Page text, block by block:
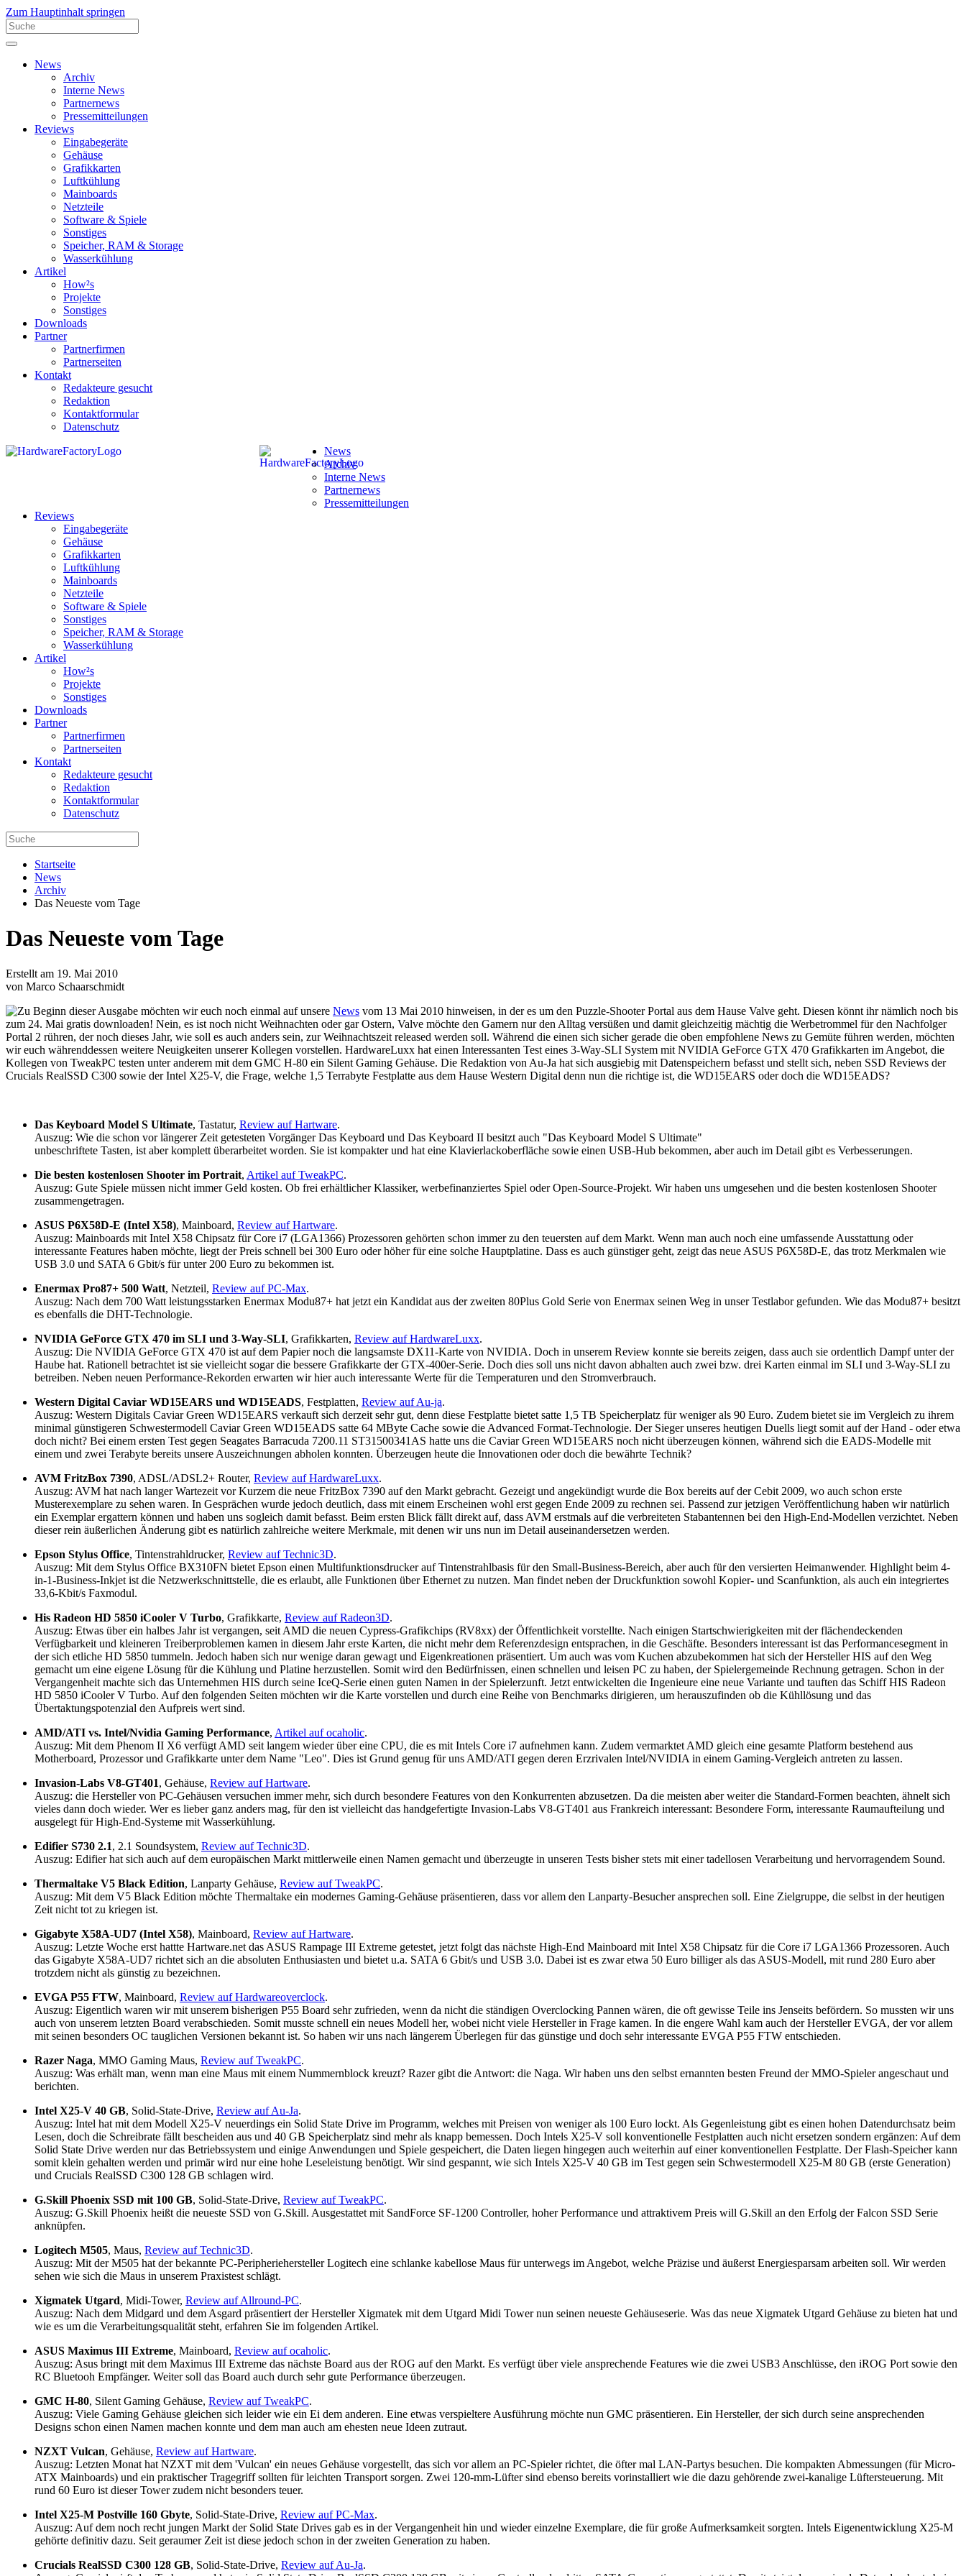
Zum Hauptinhalt springen
News
Archiv
Interne News
Partnernews
Pressemitteilungen
Reviews
Eingabegeräte
Gehäuse
Grafikkarten
Luftkühlung
Mainboards
Netzteile
Software & Spiele
Sonstiges
Speicher, RAM & Storage
Wasserkühlung
Artikel
How²s
Projekte
Sonstiges
Downloads
Partner
Partnerfirmen
Partnerseiten
Kontakt
Redakteure gesucht
Redaktion
Kontaktformular
Datenschutz
News
Archiv
Interne News
Partnernews
Pressemitteilungen
Reviews
Eingabegeräte
Gehäuse
Grafikkarten
Luftkühlung
Mainboards
Netzteile
Software & Spiele
Sonstiges
Speicher, RAM & Storage
Wasserkühlung
Artikel
How²s
Projekte
Sonstiges
Downloads
Partner
Partnerfirmen
Partnerseiten
Kontakt
Redakteure gesucht
Redaktion
Kontaktformular
Datenschutz
Startseite
News
Archiv
Das Neueste vom Tage
Das Neueste vom Tage
Erstellt am 19. Mai 2010
von Marco Schaarschmidt
Zu Beginn dieser Ausgabe möchten wir euch noch einmal auf unsere News vom 13 Mai 2010 hinweisen, in der es um den Puzzle-Shooter Portal aus dem Hause Valve geht. Diesen könnt ihr nämlich noch bis
zum 24. Mai gratis downloaden! Nein, es ist noch nicht Weihnachten oder gar Ostern, Valve möchte den Gamern nur den Alltag versüßen und damit gleichzeitig mächtig die Werbetrommel für den Nachfolger
Portal 2 rühren, der noch dieses Jahr, wie soll es auch anders sein, zur Weihnachtszeit released werden soll. Während die einen sich sicher gerade die oben empfohlene News zu Gemüte führen werden, möchten
wir euch währenddessen weitere Neuigkeiten unserer Kollegen vorstellen. HardwareLuxx hat einen Interessanten Test eines 3-Way-SLI System mit NVIDIA GeForce GTX 470 Grafikkarten im Angebot, die
Kollegen von TweakPC testen unter anderem mit dem GMC H-80 ein Silent Gaming Gehäuse. Die Redaktion von Au-Ja hat sich ausgiebig mit Datenspeichern befasst und stellt sich, neben SSD Reviews der
Crucials RealSSD C300 sowie der Intel X25-V, die Frage, welche 1,5 Terrabyte Festplatte aus dem Hause Western Digital denn nun die richtige ist, die WD15EARS oder doch die WD15EADS?
Das Keyboard Model S Ultimate, Tastatur, Review auf Hartware.
Auszug: Wie die schon vor längerer Zeit getesteten Vorgänger Das Keyboard und Das Keyboard II besitzt auch "Das Keyboard Model S Ultimate"
unbeschriftete Tasten, ist aber komplett überarbeitet worden. Sie ist kompakter und hat eine Klavierlackoberfläche sowie einen USB-Hub bekommen, aber auch im Detail gibt es Verbesserungen.
Die besten kostenlosen Shooter im Portrait, Artikel auf TweakPC.
Auszug: Gute Spiele müssen nicht immer Geld kosten. Ob frei erhältlicher Klassiker, werbefinanziertes Spiel oder Open-Source-Projekt. Wir haben uns umgesehen und die besten kostenlosen Shooter
zusammengetragen.
ASUS P6X58D-E (Intel X58), Mainboard, Review auf Hartware.
Auszug: Mainboards mit Intel X58 Chipsatz für Core i7 (LGA1366) Prozessoren gehörten schon immer zu den teuersten auf dem Markt. Wenn man auch noch eine umfassende Ausstattung oder
interessante Features haben möchte, liegt der Preis schnell bei 300 Euro oder höher für eine solche Hauptplatine. Dass es auch günstiger geht, zeigt das neue ASUS P6X58D-E, das trotz Merkmalen wie
USB 3.0 und SATA 6 Gbit/s für unter 200 Euro zu bekommen ist.
Enermax Pro87+ 500 Watt, Netzteil, Review auf PC-Max.
Auszug: Nach dem 700 Watt leistungsstarken Enermax Modu87+ hat jetzt ein Kandidat aus der zweiten 80Plus Gold Serie von Enermax seinen Weg in unser Testlabor gefunden. Wie das Modu87+ besitzt
es ebenfalls die DHT-Technologie.
NVIDIA GeForce GTX 470 im SLI und 3-Way-SLI, Grafikkarten, Review auf HardwareLuxx.
Auszug: Die NVIDIA GeForce GTX 470 ist auf dem Papier noch die langsamste DX11-Karte von NVIDIA. Doch in unserem Review konnte sie bereits zeigen, dass auch sie ordentlich Dampf unter der
Haube hat. Rationell betrachtet ist sie vielleicht sogar die bessere Grafikkarte der GTX-400er-Serie. Doch dies soll uns nicht davon abhalten auch zwei bzw. drei Karten einmal im SLI und 3-Way-SLI zu
betreiben. Neben neuen Performance-Rekorden erwarten wir hier auch interessante Werte für die Temperaturen und den Stromverbrauch.
Western Digital Caviar WD15EARS und WD15EADS, Festplatten, Review auf Au-ja.
Auszug: Western Digitals Caviar Green WD15EARS verkauft sich derzeit sehr gut, denn diese Festplatte bietet satte 1,5 TB Speicherplatz für weniger als 90 Euro. Zudem bietet sie im Vergleich zu ihrem
minimal günstigeren Schwestermodell Caviar Green WD15EADS satte 64 MByte Cache sowie die Advanced Format-Technologie. Der Sieger unseres heutigen Duells liegt somit auf der Hand - oder etwa
doch nicht? Bei einem ersten Test gegen Seagates Barracuda 7200.11 ST31500341AS hatte uns die Caviar Green WD15EARS noch nicht überzeugen können, während sich die EADS-Modelle mit
einem und zwei Terabyte bereits unsere Auszeichnungen abholen konnten. Überzeugen heute die Innovationen oder doch die bewährte Technik?
AVM FritzBox 7390, ADSL/ADSL2+ Router, Review auf HardwareLuxx.
Auszug: AVM hat nach langer Wartezeit vor Kurzem die neue FritzBox 7390 auf den Markt gebracht. Gezeigt und angekündigt wurde die Box bereits auf der Cebit 2009, wo auch schon erste
Musterexemplare zu sehen waren. In Gesprächen wurde jedoch deutlich, dass mit einem Erscheinen wohl erst gegen Ende 2009 zu rechnen sei. Passend zur jetzigen Veröffentlichung haben wir natürlich
ein Exemplar ergattern können und haben uns sogleich damit befasst. Beim ersten Blick fällt direkt auf, dass AVM erstmals auf die verbreiteten Stabantennen bei den High-End-Modellen verzichtet. Neben
dieser rein äußerlichen Änderung gibt es natürlich zahlreiche weitere Merkmale, mit denen wir uns nun im Detail auseinandersetzen werden.
Epson Stylus Office, Tintenstrahldrucker, Review auf Technic3D.
Auszug: Mit dem Stylus Office BX310FN bietet Epson einen Multifunktionsdrucker auf Tintenstrahlbasis für den Small-Business-Bereich, aber auch für den versierten Heimanwender. Highlight beim 4-
in-1-Business-Inkjet ist die Netzwerkschnittstelle, die es erlaubt, alle Funktionen über Ethernet zu nutzen. Man findet neben der Druckfunktion sowohl Kopier- und Scanfunktion, als auch ein integriertes
33,6-Kbit/s Faxmodul.
His Radeon HD 5850 iCooler V Turbo, Grafikkarte, Review auf Radeon3D.
Auszug: Etwas über ein halbes Jahr ist vergangen, seit AMD die neuen Cypress-Grafikchips (RV8xx) der Öffentlichkeit vorstellte. Nach einigen Startschwierigkeiten mit der flächendeckenden
Verfügbarkeit und kleineren Treiberproblemen kamen in diesem Jahr erste Karten, die nicht mehr dem Referenzdesign entsprachen, in die Geschäfte. Besonders interessant ist das Performancesegment in
der sich etliche HD 5850 tummeln. Jedoch haben sich nur wenige daran gewagt und Eigenkreationen präsentiert. Um auch was vom Kuchen abzubekommen hat sich der Hersteller HIS auf den Weg
gemacht um eine eigene Lösung für die Kühlung und Platine herzustellen. Somit wird den Bedürfnissen, einen schnellen und leisen PC zu haben, der Spielergemeinde Rechnung getragen. Schon in der
Vergangenheit machte sich das Unternehmen HIS durch seine IceQ-Serie einen guten Namen in der Spielerzunft. Jetzt entwickelten die Ingenieure eine neue Variante und tauften das Schiff HIS Radeon
HD 5850 iCooler V Turbo. Auf den folgenden Seiten möchten wir die Karte vorstellen und durch eine Reihe von Benchmarks dirigieren, um herauszufinden ob die Kühllösung und das
Übertaktungspotenzial den Aufpreis wert sind.
AMD/ATI vs. Intel/Nvidia Gaming Performance, Artikel auf ocaholic.
Auszug: Mit dem Phenom II X6 verfügt AMD seit langem wieder über eine CPU, die es mit Intels Core i7 aufnehmen kann. Zudem vermarktet AMD gleich eine gesamte Platform bestehend aus
Motherboard, Prozessor und Grafikkarte unter dem Name "Leo". Dies ist Grund genug für uns AMD/ATI gegen deren Erzrivalen Intel/NVIDIA in einem Gaming-Vergleich antreten zu lassen.
Invasion-Labs V8-GT401, Gehäuse, Review auf Hartware.
Auszug: die Hersteller von PC-Gehäusen versuchen immer mehr, sich durch besondere Features von den Konkurrenten abzusetzen. Da die meisten aber weiter die Standard-Formen beachten, ähnelt sich
vieles dann doch wieder. Wer es lieber ganz anders mag, für den ist vielleicht das handgefertigte Invasion-Labs V8-GT401 aus Frankreich interessant: Besondere Form, interessante Raumaufteilung und
ausgelegt für High-End-Systeme mit Wasserkühlung.
Edifier S730 2.1, 2.1 Soundsystem, Review auf Technic3D.
Auszug: Edifier hat sich auch auf dem europäischen Markt mittlerweile einen Namen gemacht und überzeugte in unseren Tests bisher stets mit einer tadellosen Verarbeitung und hervorragendem Sound.
Thermaltake V5 Black Edition, Lanparty Gehäuse, Review auf TweakPC.
Auszug: Mit dem V5 Black Edition möchte Thermaltake ein modernes Gaming-Gehäuse präsentieren, dass vor allem den Lanparty-Besucher ansprechen soll. Eine Zielgruppe, die selbst in der heutigen
Zeit nicht tot zu kriegen ist.
Gigabyte X58A-UD7 (Intel X58), Mainboard, Review auf Hartware.
Auszug: Letzte Woche erst hattte Hartware.net das ASUS Rampage III Extreme getestet, jetzt folgt das nächste High-End Mainboard mit Intel X58 Chipsatz für die Core i7 LGA1366 Prozessoren. Auch
das Gigabyte X58A-UD7 richtet sich an die absoluten Enthusiasten und bietet u.a. SATA 6 Gbit/s und USB 3.0. Dabei ist es zwar etwa 50 Euro billiger als das ASUS-Modell, mit rund 280 Euro aber
trotzdem nicht als günstig zu bezeichnen.
EVGA P55 FTW, Mainboard, Review auf Hardwareoverclock.
Auszug: Eigentlich waren wir mit unserem bisherigen P55 Board sehr zufrieden, wenn da nicht die ständigen Overclocking Pannen wären, die oft gewisse Teile ins Jenseits befördern. So mussten wir uns
auch von unserem letzten Board verabschieden. Somit musste schnell ein neues Modell her, wobei nicht viele Hersteller in Frage kamen. In die engere Wahl kam auch der Hersteller EVGA, der vor allem
mit seinen besonders OC tauglichen Versionen bekannt ist. So haben wir uns nach längerem Überlegen für das günstige und doch sehr interessante EVGA P55 FTW entschieden.
Razer Naga, MMO Gaming Maus, Review auf TweakPC.
Auszug: Was erhält man, wenn man eine Maus mit einem Nummernblock kreuzt? Razer gibt die Antwort: die Naga. Wir haben uns den selbst ernannten besten Freund der MMO-Spieler angeschaut und
berichten.
Intel X25-V 40 GB, Solid-State-Drive, Review auf Au-Ja.
Auszug: Intel hat mit dem Modell X25-V neuerdings ein Solid State Drive im Programm, welches mit Preisen von weniger als 100 Euro lockt. Als Gegenleistung gibt es einen hohen Datendurchsatz beim
Lesen, doch die Schreibrate fällt bescheiden aus und 40 GB Speicherplatz sind mehr als knapp bemessen. Doch Intels X25-V soll konventionelle Festplatten auch nicht ersetzen sondern ergänzen: Auf dem
Solid State Drive werden nur das Betriebssystem und einige Anwendungen und Spiele gespeichert, die Daten liegen hingegen auch weiterhin auf einer konventionellen Festplatte. Der Flash-Speicher kann
somit klein gehalten werden und primär wird nur eine hohe Leseleistung benötigt. Wir sind gespannt, wie sich Intels X25-V 40 GB im Test gegen sein Schwestermodell X25-M 80 GB (erste Generation)
und Crucials RealSSD C300 128 GB schlagen wird.
G.Skill Phoenix SSD mit 100 GB, Solid-State-Drive, Review auf TweakPC.
Auszug: G.Skill Phoenix heißt die neueste SSD von G.Skill. Ausgestattet mit SandForce SF-1200 Controller, hoher Performance und attraktivem Preis will G.Skill an den Erfolg der Falcon SSD Serie
anknüpfen.
Logitech M505, Maus, Review auf Technic3D.
Auszug: Mit der M505 hat der bekannte PC-Peripheriehersteller Logitech eine schlanke kabellose Maus für unterwegs im Angebot, welche Präzise und äußerst Energiesparsam arbeiten soll. Wir werden
sehen wie sich die Maus in unserem Praxistest schlägt.
Xigmatek Utgard, Midi-Tower, Review auf Allround-PC.
Auszug: Nach dem Midgard und dem Asgard präsentiert der Hersteller Xigmatek mit dem Utgard Midi Tower nun seinen neueste Gehäuseserie. Was das neue Xigmatek Utgard Gehäuse zu bieten hat und
wie es um die Verarbeitungsqualität steht, erfahren Sie im folgenden Artikel.
ASUS Maximus III Extreme, Mainboard, Review auf ocaholic.
Auszug: Asus bringt mit dem Maximus III Extreme das nächste Board aus der ROG auf den Markt. Es verfügt über viele ansprechende Features wie die zwei USB3 Anschlüsse, den iROG Port sowie den
RC Bluetooh Empfänger. Weiter soll das Board auch durch sehr gute Performance überzeugen.
GMC H-80, Silent Gaming Gehäuse, Review auf TweakPC.
Auszug: Viele Gaming Gehäuse gleichen sich leider wie ein Ei dem anderen. Eine etwas verspieltere Ausführung möchte nun GMC präsentieren. Ein Hersteller, der sich durch seine ansprechenden
Designs schon einen Namen machen konnte und dem man auch am ehesten neue Ideen zutraut.
NZXT Vulcan, Gehäuse, Review auf Hartware.
Auszug: Letzten Monat hat NZXT mit dem 'Vulcan' ein neues Gehäuse vorgestellt, das sich vor allem an PC-Spieler richtet, die öfter mal LAN-Partys besuchen. Die kompakten Abmessungen (für Micro-
ATX Mainboards) und ein praktischer Tragegriff sollten für leichten Transport sorgen. Zwei 120-mm-Lüfter sind ebenso bereits vorinstalliert wie die dazu gehörende zwei-kanalige Lüftersteuerung. Mit
rund 60 Euro ist dieser Tower zudem nicht besonders teuer.
Intel X25-M Postville 160 Gbyte, Solid-State-Drive, Review auf PC-Max.
Auszug: Auf dem noch recht jungen Markt der Solid State Drives gab es in der Vergangenheit hin und wieder einzelne Exemplare, die für große Aufmerksamkeit sorgten. Intels Eigenentwicklung X25-M
gehörte definitiv dazu. Seit geraumer Zeit ist diese jedoch schon in der zweiten Generation zu haben.
Crucials RealSSD C300 128 GB, Solid-State-Drive, Review auf Au-Ja.